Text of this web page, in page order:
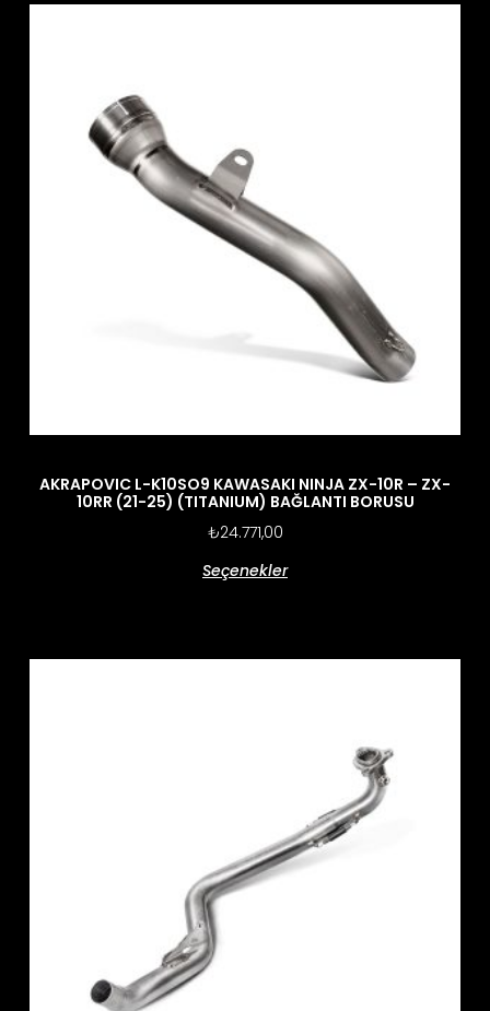
AKRAPOVIC L-K10SO9 KAWASAKI NINJA ZX-10R – ZX-
10RR (21-25) (TITANIUM) BAĞLANTI BORUSU
₺24.771,00
Seçenekler